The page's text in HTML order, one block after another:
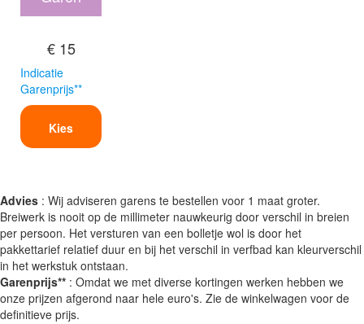
€ 15
Indicatie
Garenprijs**
Kies
Advies : Wij adviseren garens te bestellen voor 1 maat groter.
Breiwerk is nooit op de millimeter nauwkeurig door verschil in breien
per persoon. Het versturen van een bolletje wol is door het
pakkettarief relatief duur en bij het verschil in verfbad kan kleurverschil
in het werkstuk ontstaan.
Garenprijs** : Omdat we met diverse kortingen werken hebben we
onze prijzen afgerond naar hele euro's. Zie de winkelwagen voor de
definitieve prijs.